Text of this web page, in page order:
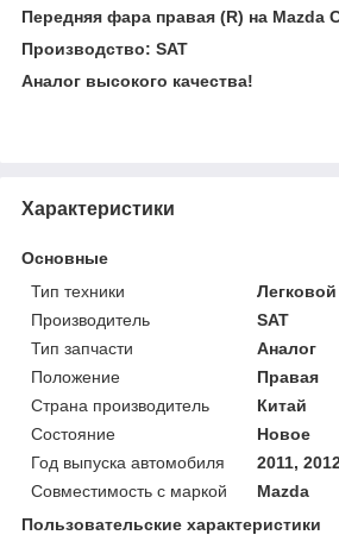
Передняя фара правая (R) на Mazda
Производство: SAT
Аналог высокого качества!
Характеристики
Основные
Тип техники
Производитель
SAT
Тип запчасти
Аналог
Положение
Правая
Страна производитель
Китай
Состояние
Новое
Год выпуска автомобиля
2011,
Совместимость с маркой
Mazda
Пользовательские характеристики